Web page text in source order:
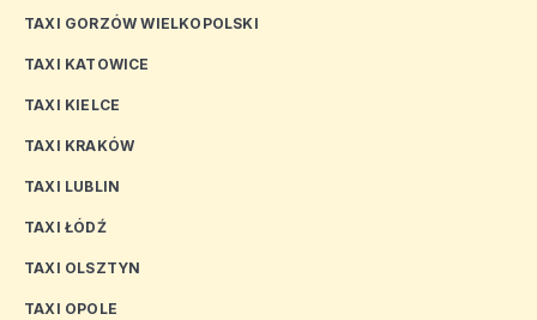
TAXI GORZÓW WIELKOPOLSKI
TAXI KATOWICE
TAXI KIELCE
TAXI KRAKÓW
TAXI LUBLIN
TAXI ŁÓDŹ
TAXI OLSZTYN
TAXI OPOLE